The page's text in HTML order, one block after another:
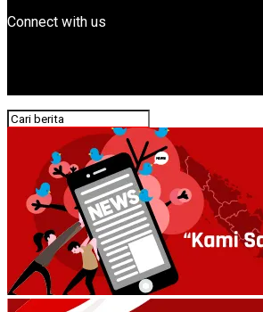
Connect with us